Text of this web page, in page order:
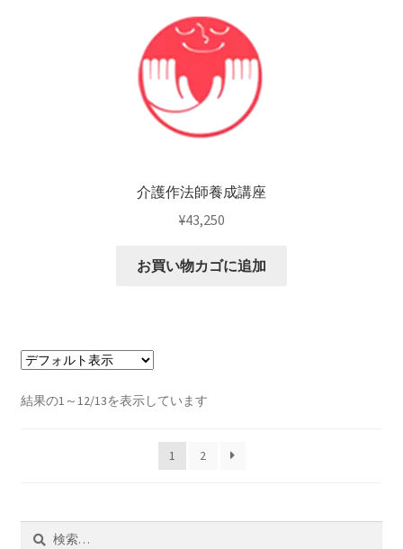
介護作法師養成講座
¥43,250
お買い物カゴに追加
結果の1～12/13を表示しています
1 2